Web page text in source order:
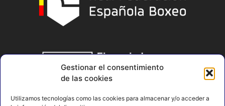
Gestionar el consentimiento
de las cookies
Utilizamos tecnologías como las cookies para almacenar y/o acceder a